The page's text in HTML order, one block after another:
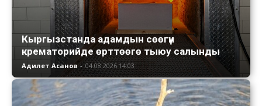
Кыргызстанда адамдын сөөгүн
крематорийде өрттөөгө тыюу салынды
Адилет Асанов - 04.08.2026 14:03